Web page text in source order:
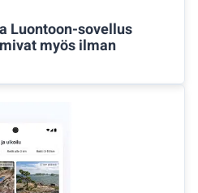
Luontoon-sovellus
myös ilman